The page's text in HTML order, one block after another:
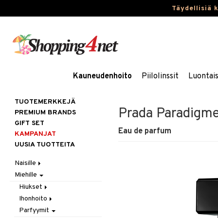
Täydellisiä
Kauneudenhoito Piilolinssit
Prada
Eau de parfum
TUOTEMERKKEJÄ
PREMIUM BRANDS
GIFT SET
KAMPANJAT
UUSIA TUOTTEITA
Naisille
Hiukset
Gift Set
Harjat / Kammat
Hiuskuurit
Ihonhoito
Aurinkotuotteet
Erikoistuotteet
Korut
Kaulakorut
Kosmetiikka
Miehille
Hiukset
Hiustenlähtö
Hiusväri
Ihonhoito
Aurinkotuotteet
Parfyymit